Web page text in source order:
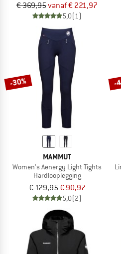
€ 369,95vanaf € 221,97
5,0(1)
-30%
MAMMUT
Women's Aenergy Light Tights
Hardlooplegging
€ 129,95€ 90,97
5,0(2)
-